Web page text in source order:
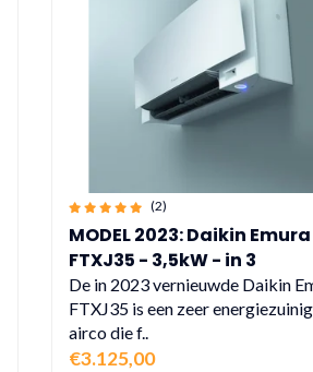
(2)
MODEL 2023: Daikin Emura
FTXJ35 - 3,5kW - in 3
verschillende kleuren
De in 2023 vernieuwde Daikin
FTXJ35 is een zeer
airco die f..
€3.125,00